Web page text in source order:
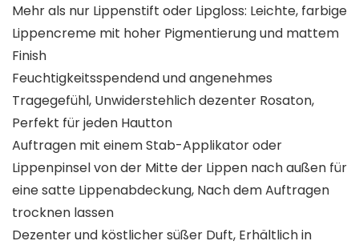
Mehr als nur Lippenstift oder Lipgloss: Leichte, farbige
Lippencreme mit hoher Pigmentierung und mattem
Finish
Feuchtigkeitsspendend und angenehmes
Tragegefühl, Unwiderstehlich dezenter Rosaton,
Perfekt für jeden Hautton
Auftragen mit einem Stab-Applikator oder
Lippenpinsel von der Mitte der Lippen nach außen für
eine satte Lippenabdeckung, Nach dem Auftragen
trocknen lassen
Dezenter und köstlicher süßer Duft, Erhältlich in